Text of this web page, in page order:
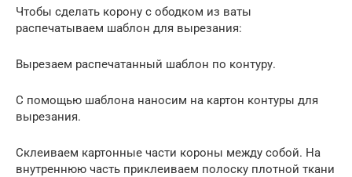
Чтобы сделать корону с ободком из ваты
распечатываем шаблон для вырезания:
Вырезаем распечатанный шаблон по контуру.
С помощью шаблона наносим на картон контуры для
вырезания.
Склеиваем картонные части короны между собой. На
внутреннюю часть приклеиваем полоску плотной ткани